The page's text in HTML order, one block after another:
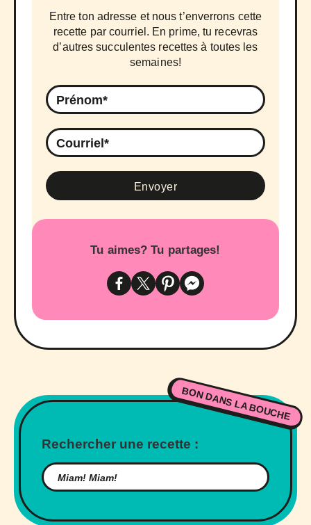
Entre ton adresse et nous t’enverrons cette
recette par courriel. En prime, tu recevras
d’autres succulentes recettes à toutes les
semaines!
Tu aimes? Tu partages!
BON DANS LA BOUCHE
Rechercher une recette :